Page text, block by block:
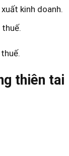
kinh doanh.
thiên tai